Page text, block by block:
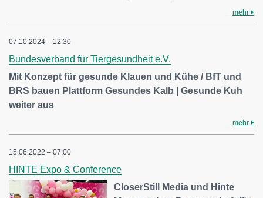
mehr
07.10.2024 – 12:30
Bundesverband für Tiergesundheit e.V.
Mit Konzept für gesunde Klauen und Kühe / BfT und
BRS bauen Plattform Gesundes Kalb | Gesunde Kuh
weiter aus
mehr
15.06.2022 – 07:00
HINTE Expo & Conference
CloserStill Media und Hinte